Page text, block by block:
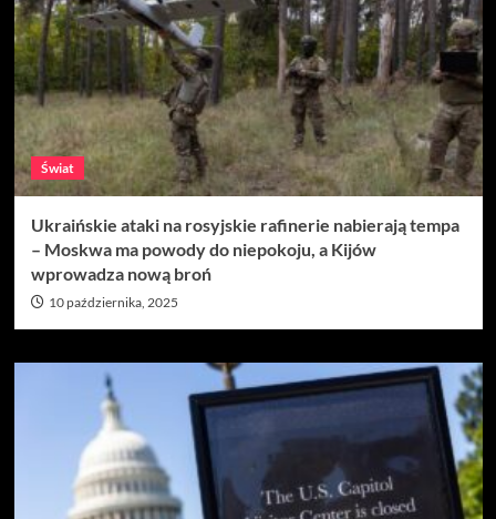
Świat
Ukraińskie ataki na rosyjskie rafinerie nabierają tempa
– Moskwa ma powody do niepokoju, a Kijów
wprowadza nową broń
10 października, 2025